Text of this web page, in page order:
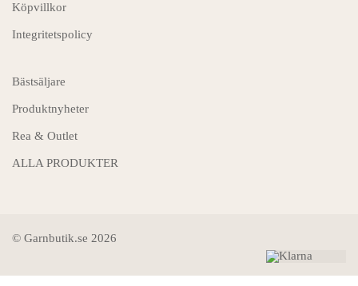
Köpvillkor
Integritetspolicy
Bästsäljare
Produktnyheter
Rea & Outlet
ALLA PRODUKTER
© Garnbutik.se 2026